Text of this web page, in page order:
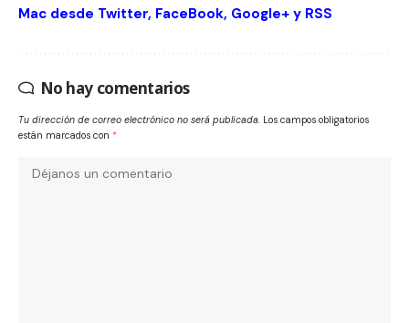
Mac desde Twitter, FaceBook, Google+ y RSS
No hay comentarios
Tu dirección de correo electrónico no será publicada. Los campos obligatorios
están marcados con *